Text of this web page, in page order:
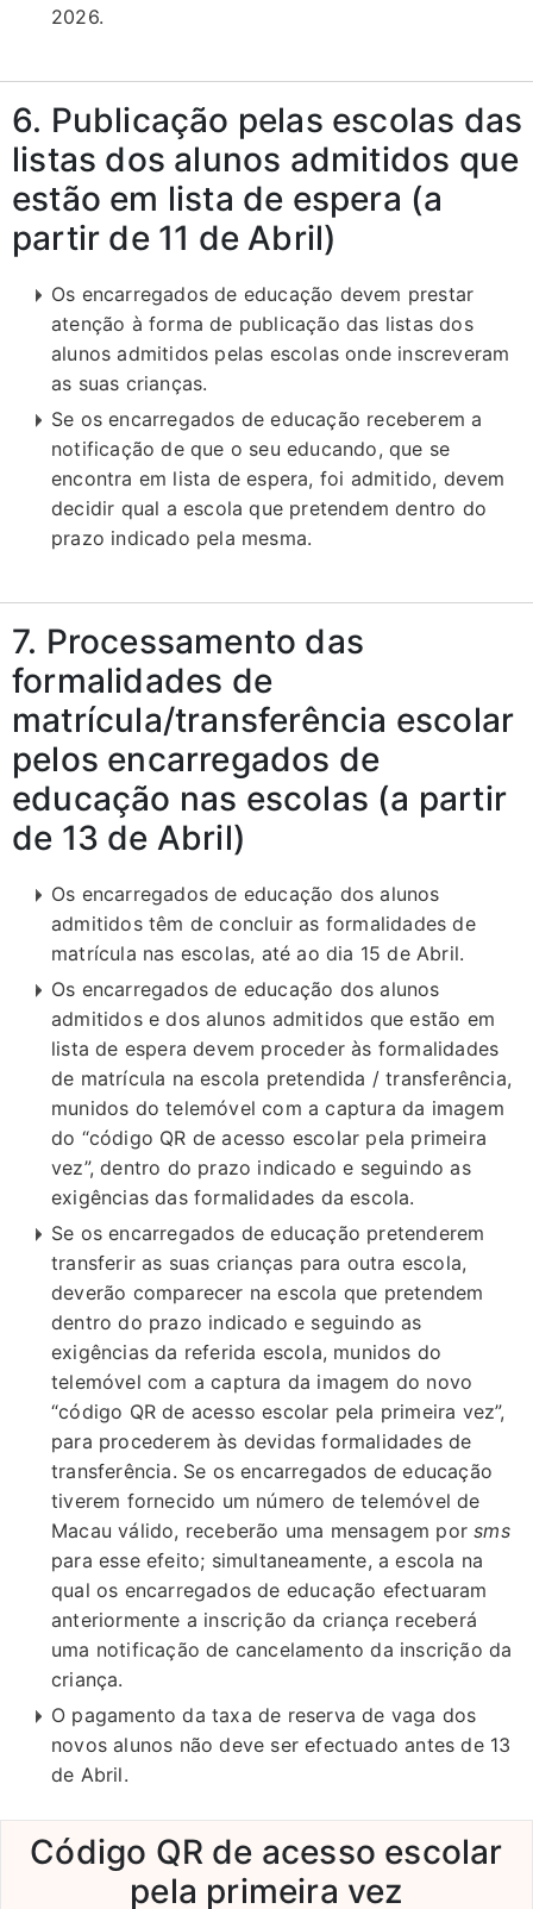
2026.
6. Publicação pelas escolas das
listas dos alunos admitidos que
estão em lista de espera (a
partir de 11 de Abril)
Os encarregados de educação devem prestar
atenção à forma de publicação das listas dos
alunos admitidos pelas escolas onde inscreveram
as suas crianças.
Se os encarregados de educação receberem a
notificação de que o seu educando, que se
encontra em lista de espera, foi admitido, devem
decidir qual a escola que pretendem dentro do
prazo indicado pela mesma.
7. Processamento das
formalidades de
matrícula/transferência escolar
pelos encarregados de
educação nas escolas (a partir
de 13 de Abril)
Os encarregados de educação dos alunos
admitidos têm de concluir as formalidades de
matrícula nas escolas, até ao dia 15 de Abril.
Os encarregados de educação dos alunos
admitidos e dos alunos admitidos que estão em
lista de espera devem proceder às formalidades
de matrícula na escola pretendida / transferência,
munidos do telemóvel com a captura da imagem
do “código QR de acesso escolar pela primeira
vez”, dentro do prazo indicado e seguindo as
exigências das formalidades da escola.
Se os encarregados de educação pretenderem
transferir as suas crianças para outra escola,
deverão comparecer na escola que pretendem
dentro do prazo indicado e seguindo as
exigências da referida escola, munidos do
telemóvel com a captura da imagem do novo
“código QR de acesso escolar pela primeira vez”,
para procederem às devidas formalidades de
transferência. Se os encarregados de educação
tiverem fornecido um número de telemóvel de
Macau válido, receberão uma mensagem porsms
para esse efeito; simultaneamente, a escola na
qual os encarregados de educação efectuaram
anteriormente a inscrição da criança receberá
uma notificação de cancelamento da inscrição da
criança.
O pagamento da taxa de reserva de vaga dos
novos alunos não deve ser efectuado antes de 13
de Abril.
Código QR de acesso escolar
pela primeira vez